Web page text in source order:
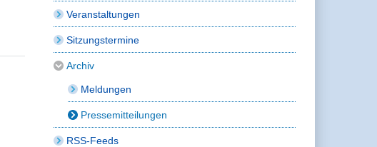
Veranstaltungen
Sitzungstermine
Archiv
Meldungen
Pressemitteilungen
RSS-Feeds